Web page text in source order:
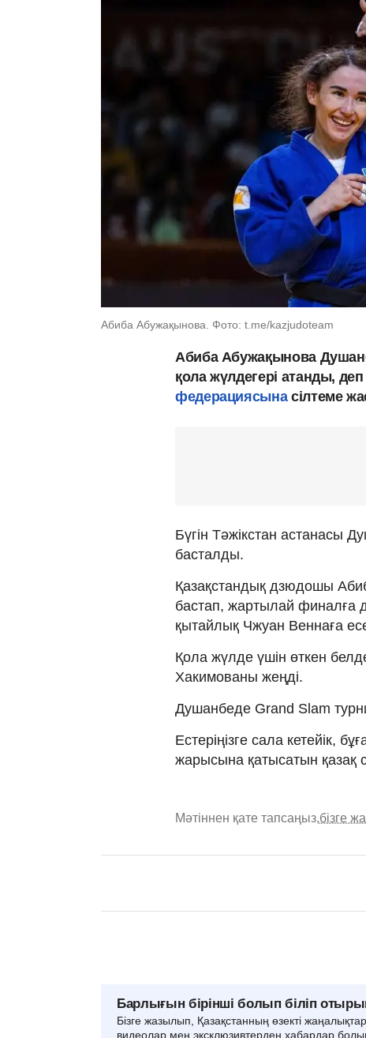
Абиба Абужақынова. Фото: t.me/kazjudoteam
Абиба Абужақынова
қола жүлдегері атанды,
федерациясынасілтеме
Бүгін Тәжікстан астанасы
басталды.
Қазақстандық дзюдошы
бастап, жартылай финалға
қытайлық Чжуан Веннаға
Қола жүлде үшін өткен
Хакимованы жеңді.
Душанбеде Grand Slam
Естеріңізге сала кетейік,
жарысына қатысатын қазақ
Мәтіннен қате тапсаңыз,бізге
Барлығын бірінші болып біліп
Бізге жазылып, Қазақстанның өзекті
видеолар мен эксклюзивтерден хабардар